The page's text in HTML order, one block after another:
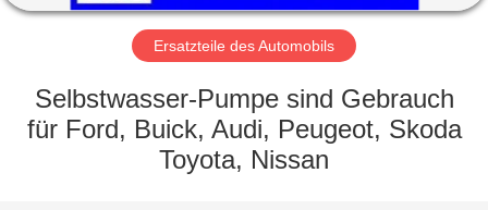
FABRIK-
AUSFLUG
QUALITÄTSKONTROLLE
Ersatzteile des Automobils
Selbstwasser-Pumpe sind Gebrauch
für Ford, Buick, Audi, Peugeot, Skoda
Toyota, Nissan